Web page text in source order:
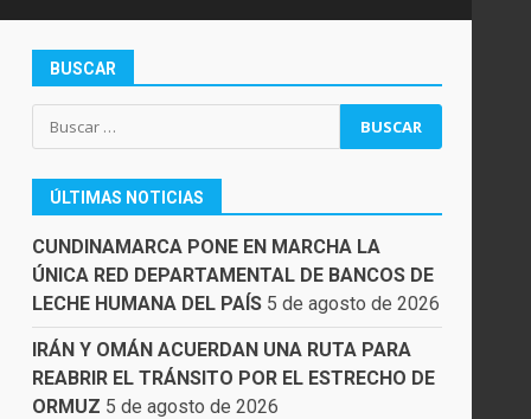
BUSCAR
Buscar:
ÚLTIMAS NOTICIAS
CUNDINAMARCA PONE EN MARCHA LA
ÚNICA RED DEPARTAMENTAL DE BANCOS DE
LECHE HUMANA DEL PAÍS 5 de agosto de 2026
IRÁN Y OMÁN ACUERDAN UNA RUTA PARA
REABRIR EL TRÁNSITO POR EL ESTRECHO DE
ORMUZ 5 de agosto de 2026